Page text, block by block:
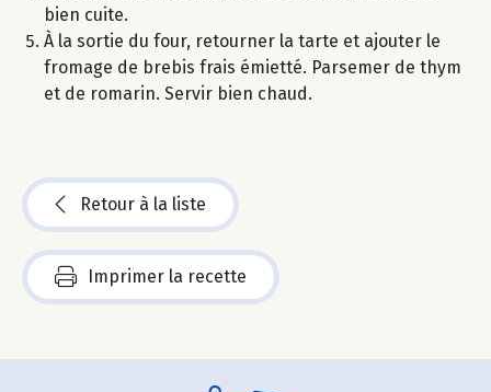
bien cuite.
À la sortie du four, retourner la tarte et ajouter le
fromage de brebis frais émietté. Parsemer de thym
et de romarin. Servir bien chaud.
Retour à la liste
Imprimer la recette